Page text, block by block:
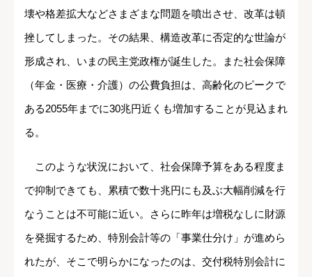
壊や格差拡大などさまざまな問題を噴出させ、改革は頓
挫してしまった。その結果、構造改革に否定的な世論が
形成され、いまの民主党政権が誕生した。また社会保障
（年金・医療・介護）の公費負担は、高齢化のピークで
ある2055年までに30兆円近くも増加することが見込まれ
る。
このような状況において、社会保障予算をある程度ま
で抑制できても、累積で数十兆円にも及ぶ大幅削減を行
なうことは不可能に近い。さらに昨年は増税なしに財源
を発掘するため、特別会計等の「事業仕分け」が進めら
れたが、そこで明らかになったのは、交付税特別会計に